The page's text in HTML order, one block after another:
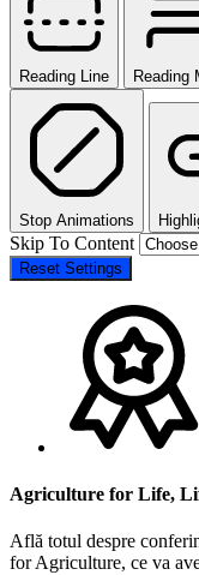
Reading Line Reading
Stop Animations
Skip To Content
Reset Settings
Agriculture for Life,
Află totul despre
for Agriculture, ce va